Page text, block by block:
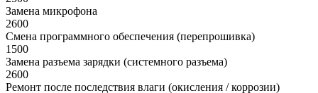
Замена микрофона
2600
Смена программного обеспечения (перепрошивка)
1500
Замена разъема зарядки (системного разъема)
2600
Ремонт после последствия влаги (окисления / коррозии)